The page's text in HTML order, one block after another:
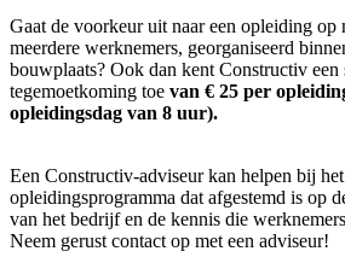
Gaat de voorkeur uit naar een opleiding op
meerdere werknemers, georganiseerd
bouwplaats? Ook dan kent Constructiv een
tegemoetkoming toe van € 25 per
opleidingsdag van 8 uur).
Een Constructiv-adviseur kan helpen bij
opleidingsprogramma dat afgestemd is op
van het bedrijf en de kennis die
Neem gerust contact op met een adviseur!